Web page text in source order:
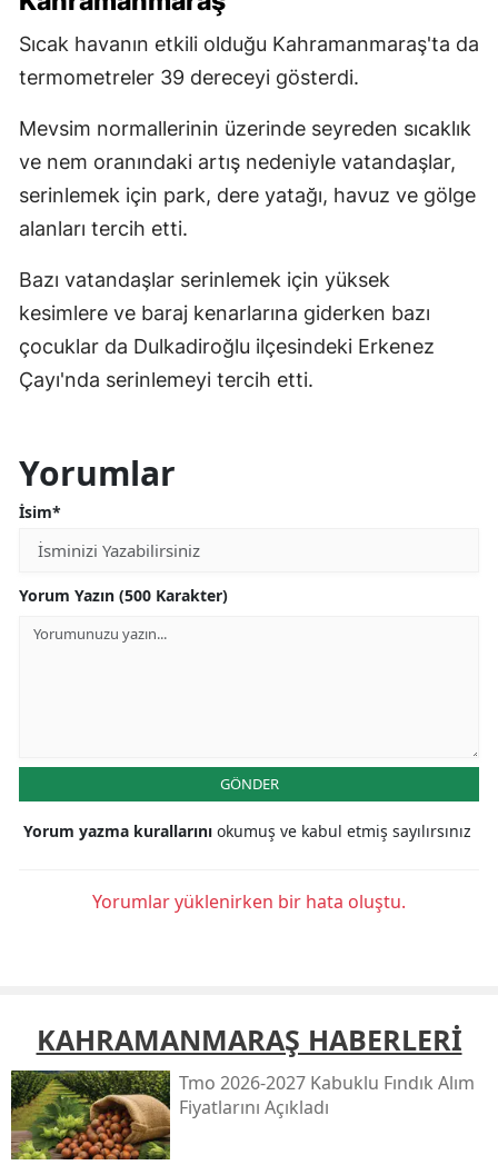
Sıcak havanın etkili olduğu Kahramanmaraş'ta da
termometreler 39 dereceyi gösterdi.
Mevsim normallerinin üzerinde seyreden sıcaklık
ve nem oranındaki artış nedeniyle vatandaşlar,
serinlemek için park, dere yatağı, havuz ve gölge
alanları tercih etti.
Bazı vatandaşlar serinlemek için yüksek
kesimlere ve baraj kenarlarına giderken bazı
çocuklar da Dulkadiroğlu ilçesindeki Erkenez
Çayı'nda serinlemeyi tercih etti.
Yorumlar
İsim*
Yorum Yazın (500 Karakter)
GÖNDER
Yorum yazma kurallarını okumuş ve kabul etmiş sayılırsınız
Yorumlar yüklenirken bir hata oluştu.
KAHRAMANMARAŞ HABERLERİ
Tmo 2026-2027 Kabuklu Fındık Alım
Fiyatlarını Açıkladı